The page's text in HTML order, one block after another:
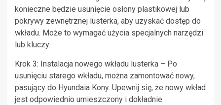
konieczne będzie usunięcie osłony plastikowej lub
pokrywy zewnętrznej lusterka, aby uzyskać dostęp do
wkładu. Może to wymagać użycia specjalnych narzędzi
lub kluczy.
Krok 3: Instalacja nowego wkładu lusterka – Po
usunięciu starego wkładu, można zamontować nowy,
pasujący do Hyundaia Kony. Upewnij się, że nowy wkład
jest odpowiednio umieszczony i dokładnie